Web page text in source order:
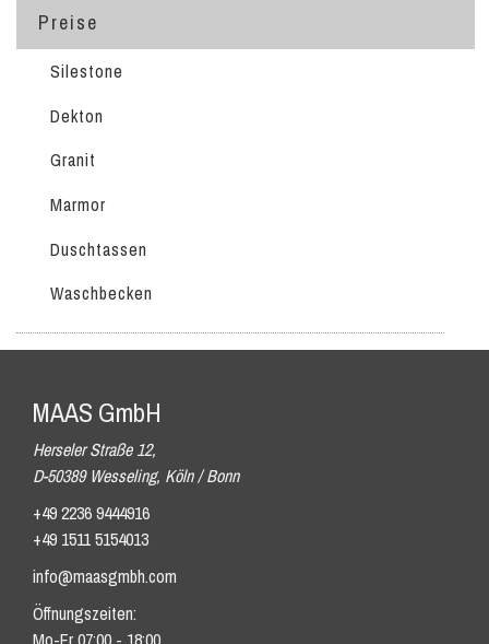
Preise
Silestone
Dekton
Granit
Marmor
Duschtassen
Waschbecken
MAAS GmbH
Herseler Straße 12,
D-50389 Wesseling, Köln / Bonn
+49 2236 9444916
+49 1511 5154013
info@maasgmbh.com
Öffnungszeiten: